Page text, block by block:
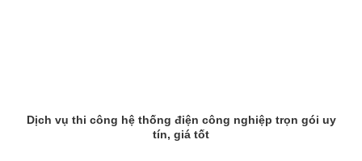
Dịch vụ thi công hệ thống điện công nghiệp trọn gói uy
tín, giá tốt